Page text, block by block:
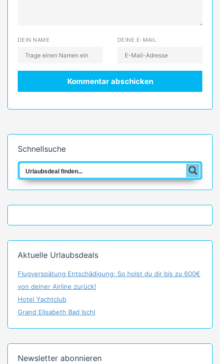
DEIN NAME DEINE E-MAIL
Schnellsuche
Aktuelle Urlaubsdeals
Flugverspätung Entschädigung: So holst du dir bis zu 600€
von deiner Airline zurück!
Hotel Yachtclub
Grand Elisabeth Bad Ischl
Newsletter abonnieren